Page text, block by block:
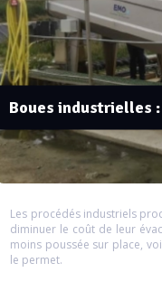
Boues industrielles
Les procédés industriels
diminuer le coût de leur
moins poussée sur place,
le permet.